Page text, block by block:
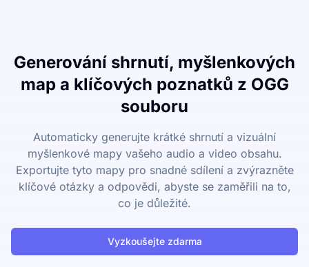
Generování shrnutí, myšlenkových
map a klíčových poznatků z OGG
souboru
Automaticky generujte krátké shrnutí a vizuální
myšlenkové mapy vašeho audio a video obsahu.
Exportujte tyto mapy pro snadné sdílení a zvýrazněte
klíčové otázky a odpovědi, abyste se zaměřili na to,
co je důležité.
Vyzkoušejte zdarma